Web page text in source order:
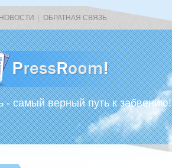
НОВОСТИ ОБРАТНАЯ СВЯЗЬ
- самый верный путь к